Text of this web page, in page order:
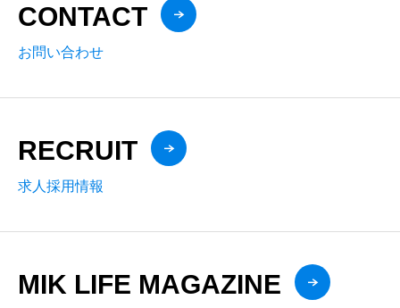
CONTACT
お問い合わせ
RECRUIT
求人採用情報
MIK LIFE MAGAZINE